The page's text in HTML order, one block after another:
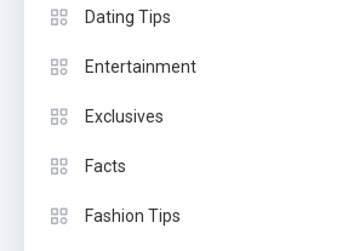
Dating Tips
Entertainment
Exclusives
Facts
Fashion Tips